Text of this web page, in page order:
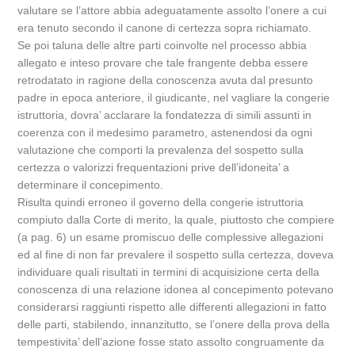
valutare se l’attore abbia adeguatamente assolto l’onere a cui
era tenuto secondo il canone di certezza sopra richiamato.
Se poi taluna delle altre parti coinvolte nel processo abbia
allegato e inteso provare che tale frangente debba essere
retrodatato in ragione della conoscenza avuta dal presunto
padre in epoca anteriore, il giudicante, nel vagliare la congerie
istruttoria, dovra’ acclarare la fondatezza di simili assunti in
coerenza con il medesimo parametro, astenendosi da ogni
valutazione che comporti la prevalenza del sospetto sulla
certezza o valorizzi frequentazioni prive dell’idoneita’ a
determinare il concepimento.
Risulta quindi erroneo il governo della congerie istruttoria
compiuto dalla Corte di merito, la quale, piuttosto che compiere
(a pag. 6) un esame promiscuo delle complessive allegazioni
ed al fine di non far prevalere il sospetto sulla certezza, doveva
individuare quali risultati in termini di acquisizione certa della
conoscenza di una relazione idonea al concepimento potevano
considerarsi raggiunti rispetto alle differenti allegazioni in fatto
delle parti, stabilendo, innanzitutto, se l’onere della prova della
tempestivita’ dell’azione fosse stato assolto congruamente da